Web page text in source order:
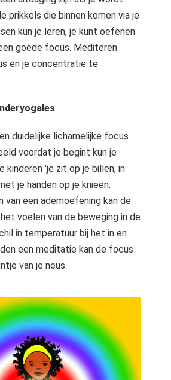
prikkels die binnen komen via je
kun je leren, je kunt oefenen
goede focus. Mediteren
en je concentratie te
duidelijke lichamelijke focus
voordat je begint kun je
kinderen 'je zit op je billen, in
je handen op je knieën.
van een ademoefening kan de
voelen van de beweging in de
in temperatuur bij het in en
een meditatie kan de focus
van je neus.